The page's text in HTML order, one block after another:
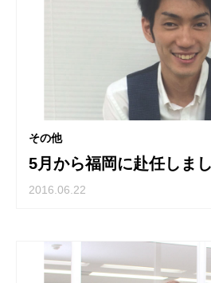
その他
5月から福岡に赴任しま
2016.06.22